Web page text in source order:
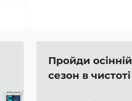
Пройди осінній
сезон в чистоті